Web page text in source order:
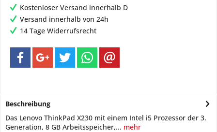
Kostenloser Versand innerhalb D
Versand innerhalb von 24h
14 Tage Widerrufsrecht
Beschreibung
Das Lenovo ThinkPad X230 mit einem Intel i5 Prozessor der 3.
Generation, 8 GB Arbeitsspeicher,... mehr